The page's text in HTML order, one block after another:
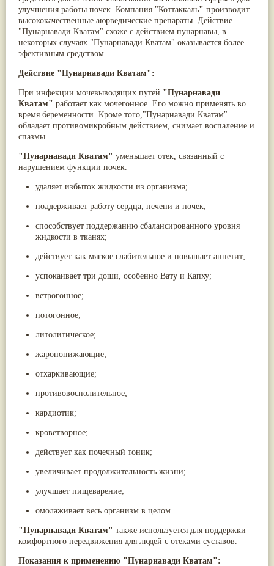
улучшения работы почек. Компания "Коттаккаль" производит
высококачественные аюрведические препараты. Действие
"Пунарнавади Кватам" схоже с действием пунарнавы, в
некоторых случаях "Пунарнавади Кватам" оказывается более
эфективным средством.
Действие "Пунарнавади Кватам":
При инфекции мочевыводящих путей "Пунарнавади
Кватам" работает как мочегонное. Его можно применять во
время беременности. Кроме того,"Пунарнавади Кватам"
обладает противомикробным действием, снимает воспаление и
спазмы.
"Пунарнавади Кватам" уменьшает отек, связанный с
нарушением функции почек.
удаляет избыток жидкости из организма;
поддерживает работу сердца, печени и почек;
способствует поддержанию сбалансированного уровня
жидкости в тканях;
действует как мягкое слабительное и повышает аппетит;
успокаивает три доши, особенно Вату и Капху;
ветрогонное;
потогонное;
литолитическое;
жаропонижающие;
отхаркивающие;
противовосполительное;
кардиотик;
кроветворное;
действует как почечный тоник;
увеличивает продолжительность жизни;
улучшает пищеварение;
омолаживает весь организм в целом.
"Пунарнавади Кватам" также используется для поддержки
комфортного передвижения для людей с отеками суставов.
Показания к применению "Пунарнавади Кватам":
Паслён черный(13)
Ипомея(12)
Коричник цейлонский(12)
Мирра (12)
Розовая соль (12)
Виноград (11)
Коровье молоко (11)
Мукуна жгучая(11)
Ним (11)
Патала(11)
Перец чаба
Турпет
Алойное дерево
(10)
Асафетида(10)
Тмин обыкновенный (10)
Вишня гималайская (9)
Данти(9)
Птерокарпус мешковидный(9)
Жасмин
Каранджа(8)
Кутаки(8)
Пушкара(8)